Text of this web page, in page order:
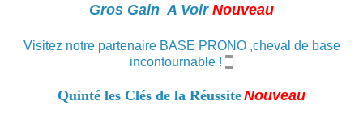
Gros Gain A Voir Nouveau
Visitez notre partenaire BASE PRONO ,cheval de base
incontournable !
Quinté les Clés de la RéussiteNouveau